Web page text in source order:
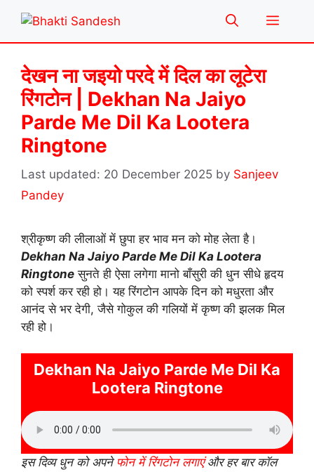
content
Menu
देखन ना जइयो परदे में दिल का लूटेरा
रिंगटोन | Dekhan Na Jaiyo
Parde Me Dil Ka Lootera
Ringtone
20 December 2025 by Sanjeev
Pandey
श्रीकृष्ण की लीलाओं में छुपा हर भाव मन को मोह लेता है।
Dekhan Na Jaiyo Parde Me Dil Ka Lootera
Ringtone सुनते ही ऐसा लगेगा मानो बाँसुरी की धुन सीधे हृदय
को स्पर्श कर रही हो। यह रिंगटोन आपके दिन को मधुरता और
आनंद से भर देगी, जैसे गोकुल की गलियों में कृष्ण की झलक मिल
रही हो।
Dekhan Na Jaiyo Parde Me Dil Ka
Lootera Ringtone
इस दिव्य धुन को अपने फोन में रिंगटोन लगाएंऔर हर बार कॉल